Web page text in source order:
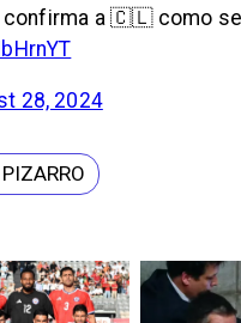
confirma a 🇨🇱 como
28, 2024